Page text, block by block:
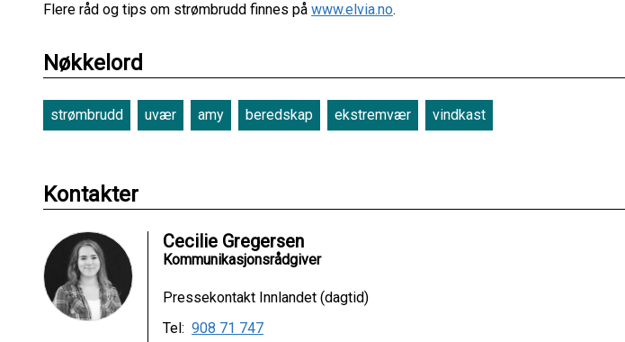
Flere råd og tips om strømbrudd finnes på www.elvia.no.
Nøkkelord
strømbrudd uvær amy beredskap ekstremvær vindkast
Kontakter
Cecilie Gregersen
Kommunikasjonsrådgiver
Pressekontakt Innlandet (dagtid)
Tel: 908 71 747